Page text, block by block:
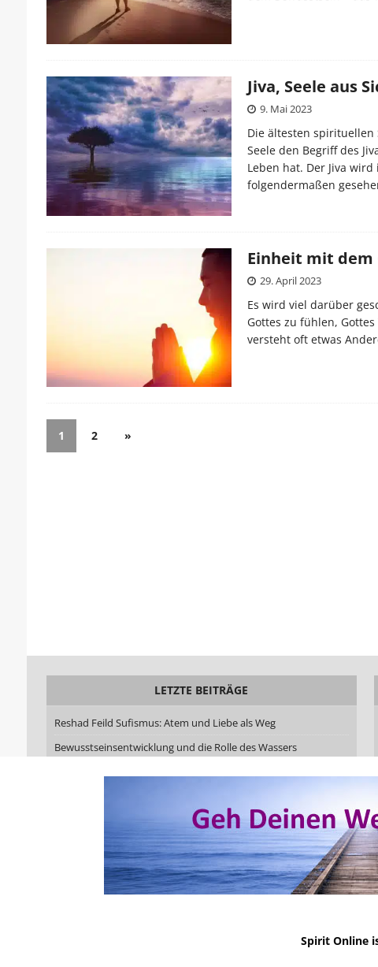
Jiva, Seele aus
9. Mai 2023
Die ältesten
Seele den Begriff des
Leben hat. Der Jiva
folgendermaßen
Einheit mit dem
29. April 2023
Es wird viel darüber
Gottes zu fühlen,
versteht oft etwas
1 2 »
LETZTE BEITRÄGE
Reshad Feild Sufismus: Atem und Liebe als Weg
Bewusstseinsentwicklung und die Rolle des Wassers
Schamanische Heilarbeit kann jeder lernen – Du musst nicht
Kreativer Flow: Wie Ekstase, Leichtigkeit und schöpferische
Kraft zusammenwirken
Spirit Online